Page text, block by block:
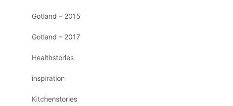
Gotland – 2015
Gotland – 2017
Healthstories
inspiration
Kitchenstories